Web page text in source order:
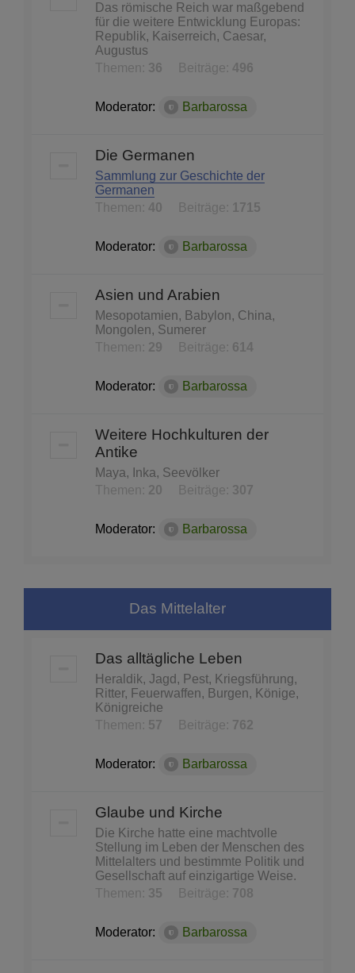
Das römische Reich war maßgebend
für die weitere Entwicklung Europas:
Republik, Kaiserreich, Caesar,
Augustus
Themen: 36 Beiträge: 496
Moderator: Barbarossa
Die Germanen
Sammlung zur Geschichte der
Germanen
Themen: 40 Beiträge: 1715
Moderator: Barbarossa
Asien und Arabien
Mesopotamien, Babylon, China,
Mongolen, Sumerer
Themen: 29 Beiträge: 614
Moderator: Barbarossa
Weitere Hochkulturen der
Antike
Maya, Inka, Seevölker
Themen: 20 Beiträge: 307
Moderator: Barbarossa
Das Mittelalter
Das alltägliche Leben
Heraldik, Jagd, Pest, Kriegsführung,
Ritter, Feuerwaffen, Burgen, Könige,
Königreiche
Themen: 57 Beiträge: 762
Moderator: Barbarossa
Glaube und Kirche
Die Kirche hatte eine machtvolle
Stellung im Leben der Menschen des
Mittelalters und bestimmte Politik und
Gesellschaft auf einzigartige Weise.
Themen: 35 Beiträge: 708
Moderator: Barbarossa